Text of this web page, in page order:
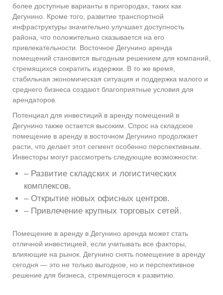
более доступные варианты в пригородах, таких как
Дегунино. Кроме того, развитие транспортной
инфраструктуры значительно улучшает доступность
района, что положительно сказывается на его
привлекательности. Восточное Дегунино аренда
помещений становится выгодным решением для компаний,
стремящихся сократить издержки. В то же время,
стабильная экономическая ситуация и поддержка малого и
среднего бизнеса создают благоприятные условия для
арендаторов.
Потенциал для инвестиций в аренду помещений в
Дегунино также остается высоким. Спрос на складское
помещение в аренду в восточном Дегунино продолжает
расти, что делает этот сегмент особенно перспективным.
Инвесторы могут рассмотреть следующие возможности:
– Развитие складских и логистических
комплексов.
– Открытие новых офисных центров.
– Привлечение крупных торговых сетей.
Помещение в аренду в Дегунино аренда может стать
отличной инвестицией, если учитывать все факторы,
влияющие на рынок. Дегунино снять помещение в аренду
сегодня — это не только выгодное, но и перспективное
решение для бизнеса, стремящегося к развитию.